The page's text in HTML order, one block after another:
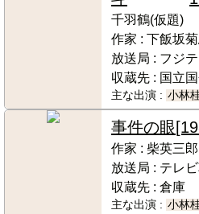
千羽鶴(仮題)
作家 : 下飯坂
放送局 : フジ
収蔵先 : 国立
主な出演 : 小林
事件の眼
作家 : 柴英三郎
放送局 : テレ
収蔵先 : 倉庫
主な出演 : 小林